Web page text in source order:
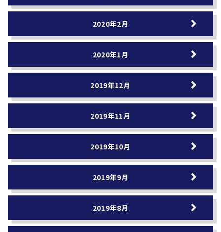
2020年2月
2020年1月
2019年12月
2019年11月
2019年10月
2019年9月
2019年8月